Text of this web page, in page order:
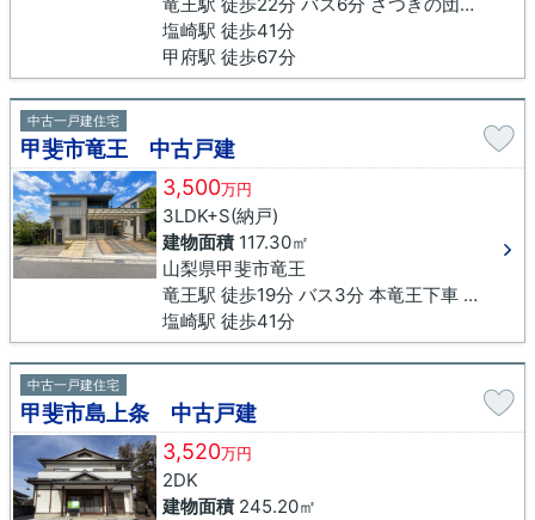
塩崎駅 徒歩41分
甲府駅 徒歩67分
中古一戸建住宅
甲斐市竜王 中古戸建
3,500万円
3LDK+S(納戸)
建物面積117.30㎡
山梨県甲斐市竜王
竜王駅 徒歩19分 バス3分 本竜王下車 徒歩5分
塩崎駅 徒歩41分
中古一戸建住宅
甲斐市島上条 中古戸建
3,520万円
2DK
建物面積245.20㎡